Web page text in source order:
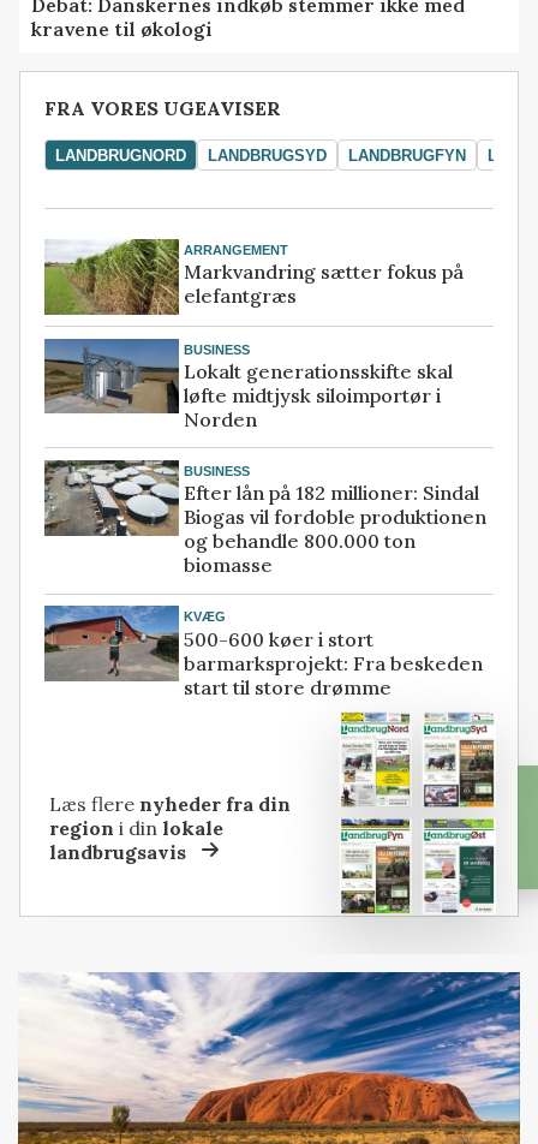
Debat: Danskernes indkøb stemmer ikke med
kravene til økologi
FRA VORES UGEAVISER
LANDBRUGNORD LANDBRUGSYD LANDBRUGFYN
ARRANGEMENT
Markvandring sætter fokus på
elefantgræs
BUSINESS
Lokalt generationsskifte skal
løfte midtjysk siloimportør i
Norden
BUSINESS
Efter lån på 182 millioner: Sindal
Biogas vil fordoble produktionen
og behandle 800.000 ton
biomasse
KVÆG
500-600 køer i stort
barmarksprojekt: Fra beskeden
start til store drømme
Læs flere nyheder fra din
region i dinlokale
landbrugsavis